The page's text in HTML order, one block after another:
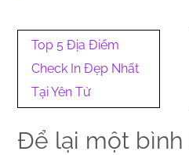
Điều
hướng
bài
viết
Top 5 Địa Điểm
Check In Đẹp Nhất
Tại Yên Tử
Để lại một bình